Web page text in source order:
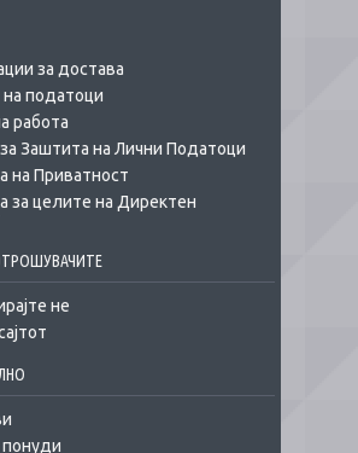
за достава
податоци
работа
Заштита на Лични Податоци
на Приватност
за целите на Директен
не